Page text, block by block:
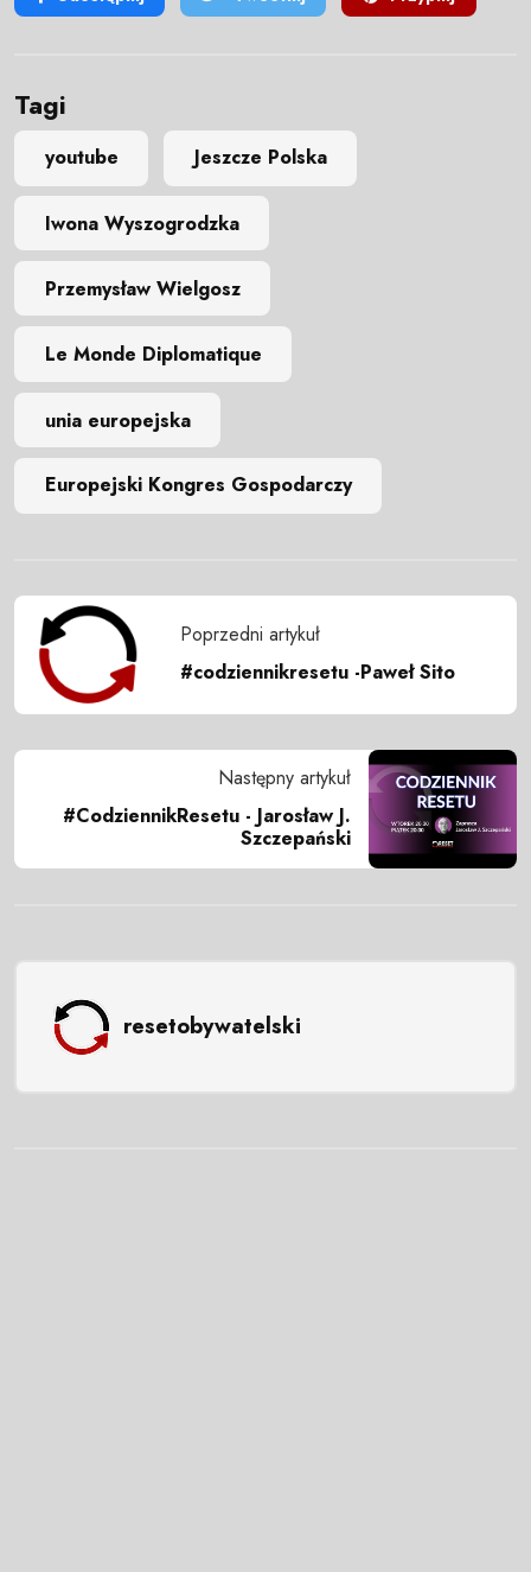
Tagi
youtube Jeszcze Polska
Iwona Wyszogrodzka
Przemysław Wielgosz
Le Monde Diplomatique
unia europejska
Europejski Kongres Gospodarczy
Poprzedni artykuł
#codziennikresetu -Paweł Sito
Następny artykuł
#CodziennikResetu - Jarosław J.
Szczepański
resetobywatelski